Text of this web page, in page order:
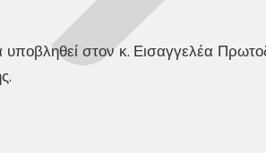
υποβληθεί στον κ. Εισαγγελέα